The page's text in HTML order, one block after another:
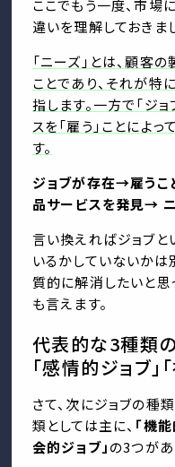
ここでもう一度、市場
違いを理解しておきまし
「ニーズ」とは、顧客
ことであり、それが特
指します。一方で「ジ
スを「雇う」ことによ
す。
ジョブが存在→雇うこ
品サービスを発見→
言い換えればジョブと
いるかしていないかは
質的に解消したいと思
も言えます。
代表的な3種類の
「感情的ジョブ」
さて、次にジョブの種
類としては主に、 「機
会的ジョブ」の3つがあ